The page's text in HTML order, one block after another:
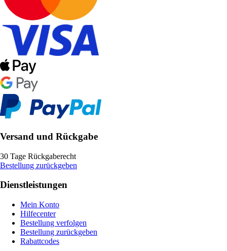
Versand und Rückgabe
30 Tage Rückgaberecht
Bestellung zurückgeben
Dienstleistungen
Mein Konto
Hilfecenter
Bestellung verfolgen
Bestellung zurückgeben
Rabattcodes